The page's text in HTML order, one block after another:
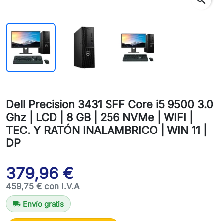
Dell Precision 3431 SFF Core i5 9500 3.0
Ghz | LCD | 8 GB | 256 NVMe | WIFI |
TEC. Y RATÓN INALAMBRICO | WIN 11 |
DP
379,96 €
459,75 € con I.V.A
local_shipping Envío gratis